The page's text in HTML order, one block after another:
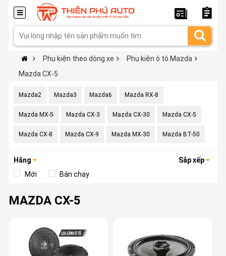
Phụ kiện theo dòng xe
Phụ kiện ô tô Mazda
Mazda CX-5
Mazda2 Mazda3 Mazda6 Mazda RX-8
Mazda MX-5 Mazda CX-3 Mazda CX-30 Mazda CX-5
Mazda CX-8 Mazda CX-9 Mazda MX-30 Mazda BT-50
Hãng
Sắp xếp
Mới
Bán chạy
MAZDA CX-5